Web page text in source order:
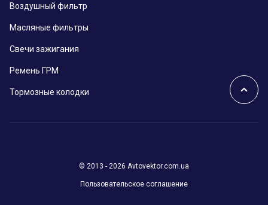
Воздушный фильтр
Масляные фильтры
Свечи зажигания
Ремень ГРМ
Тормозные колодки
© 2013 - 2026 Avtovektor.com.ua
Пользовательское соглашение